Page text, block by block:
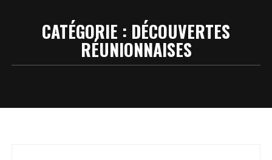
CATÉGORIE : DÉCOUVERTES
RÉUNIONNAISES